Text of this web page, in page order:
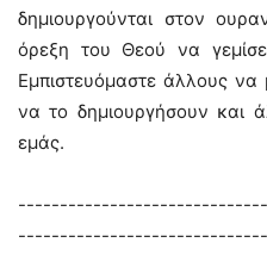
δημιουργούνται στον
όρεξη του Θεού να
Εμπιστευόμαστε άλλους
να το δημιουργήσουν και
εμάς.